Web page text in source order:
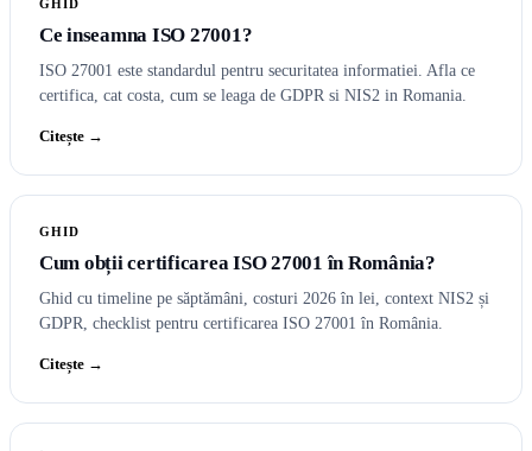
GHID
Ce inseamna ISO 27001?
ISO 27001 este standardul pentru securitatea informatiei. Afla ce
certifica, cat costa, cum se leaga de GDPR si NIS2 in Romania.
Citește →
GHID
Cum obții certificarea ISO 27001 în România?
Ghid cu timeline pe săptămâni, costuri 2026 în lei, context NIS2 și
GDPR, checklist pentru certificarea ISO 27001 în România.
Citește →